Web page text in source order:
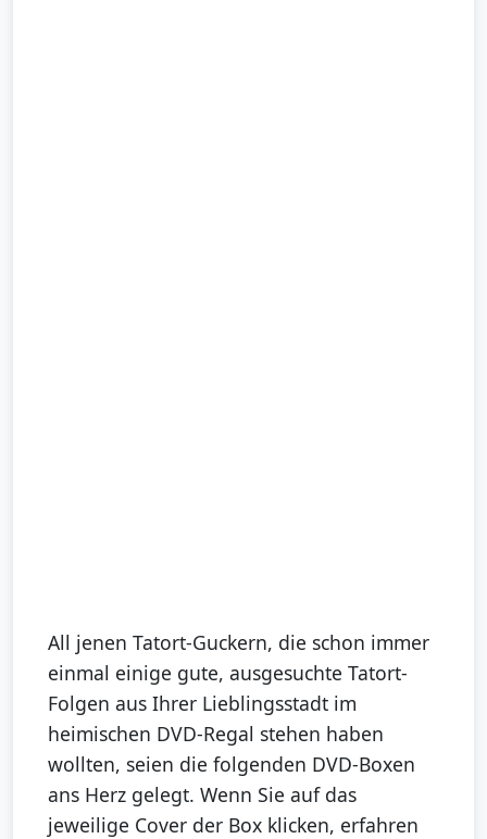
All jenen Tatort-Guckern, die schon immer
einmal einige gute, ausgesuchte Tatort-
Folgen aus Ihrer Lieblingsstadt im
heimischen DVD-Regal stehen haben
wollten, seien die folgenden DVD-Boxen
ans Herz gelegt. Wenn Sie auf das
jeweilige Cover der Box klicken, erfahren